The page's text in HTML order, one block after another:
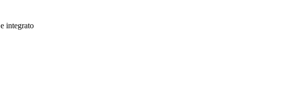
e integrato